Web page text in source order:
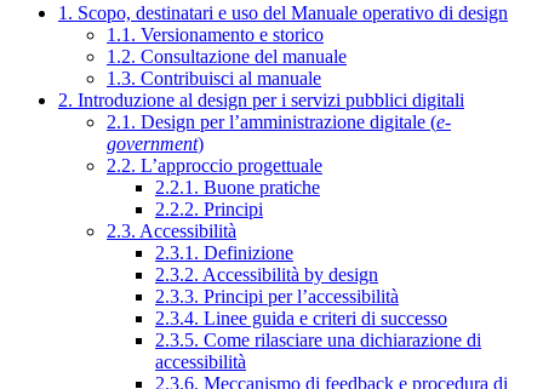
1. Scopo, destinatari e uso del Manuale operativo di design
1.1. Versionamento e storico
1.2. Consultazione del manuale
1.3. Contribuisci al manuale
2. Introduzione al design per i servizi pubblici digitali
2.1. Design per l’amministrazione digitale (e-
government)
2.2. L’approccio progettuale
2.2.1. Buone pratiche
2.2.2. Principi
2.3. Accessibilità
2.3.1. Definizione
2.3.2. Accessibilità by design
2.3.3. Principi per l’accessibilità
2.3.4. Linee guida e criteri di successo
2.3.5. Come rilasciare una dichiarazione di
accessibilità
2.3.6. Meccanismo di feedback e procedura di